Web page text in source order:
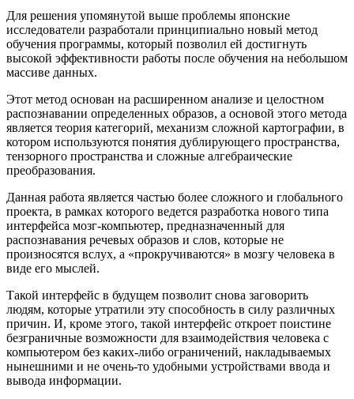
Для решения упомянутой выше проблемы японские
исследователи разработали принципиально новый метод
обучения программы, который позволил ей достигнуть
высокой эффективности работы после обучения на небольшом
массиве данных.
Этот метод основан на расширенном анализе и целостном
распознавании определенных образов, а основой этого метода
является теория категорий, механизм сложной картографии, в
котором используются понятия дублирующего пространства,
тензорного пространства и сложные алгебраические
преобразования.
Данная работа является частью более сложного и глобального
проекта, в рамках которого ведется разработка нового типа
интерфейса мозг-компьютер, предназначенный для
распознавания речевых образов и слов, которые не
произносятся вслух, а «прокручиваются» в мозгу человека в
виде его мыслей.
Такой интерфейс в будущем позволит снова заговорить
людям, которые утратили эту способность в силу различных
причин. И, кроме этого, такой интерфейс откроет поистине
безграничные возможности для взаимодействия человека с
компьютером без каких-либо ограничений, накладываемых
нынешними и не очень-то удобными устройствами ввода и
вывода информации.